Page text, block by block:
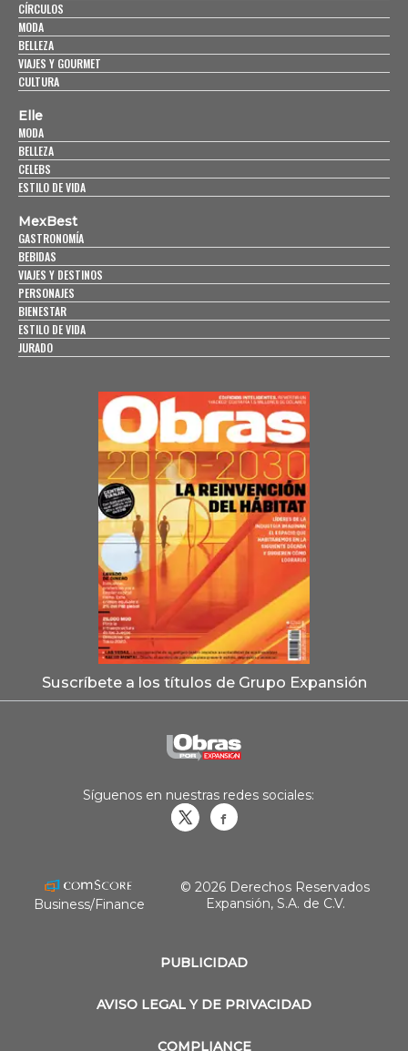
CÍRCULOS
MODA
BELLEZA
VIAJES Y GOURMET
CULTURA
Elle
MODA
BELLEZA
CELEBS
ESTILO DE VIDA
MexBest
GASTRONOMÍA
BEBIDAS
VIAJES Y DESTINOS
PERSONAJES
BIENESTAR
ESTILO DE VIDA
JURADO
Suscríbete a los títulos de Grupo Expansión
PUBLICIDAD
AVISO LEGAL Y DE PRIVACIDAD
COMPLIANCE
Síguenos en nuestras redes sociales:
Business/Finance
© 2026 Derechos Reservados
Expansión, S.A. de C.V.